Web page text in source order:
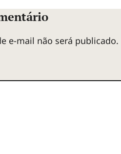
e-mail não será publicado.